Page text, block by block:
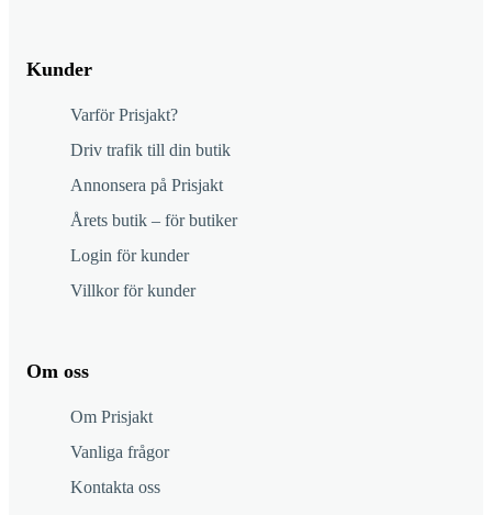
Kunder
Varför Prisjakt?
Driv trafik till din butik
Annonsera på Prisjakt
Årets butik – för butiker
Login för kunder
Villkor för kunder
Om oss
Om Prisjakt
Vanliga frågor
Kontakta oss